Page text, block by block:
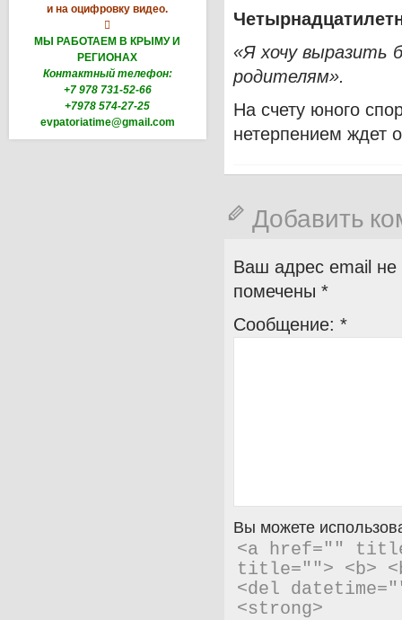
и на оцифровку видео.

МЫ РАБОТАЕМ В КРЫМУ И
РЕГИОНАХ
Контактный телефон:
+7 978 731-52-66
+7978 574-27-25
evpatoriatime@gmail.com
«Я хочу выразить
родителям».
На счету юного
нетерпением ждет
Добавить
Ваш адрес email не
помечены *
Сообщение: *
Вы можете
<a href=""
title=""> <b>
<del
<strong>